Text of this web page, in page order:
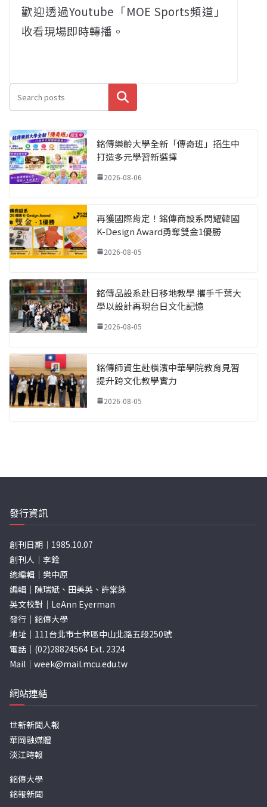
歡迎透過Youtube「MOE Sports頻道」
收看現場即時轉播。
搜尋
銘傳樂齡大學全新「傳奇班」招生中
打造多元學習新選擇
2026-08-06
再獲國際肯定！銘傳商設系閃耀韓國
K-Design Award勇奪雙金1優勝
2026-08-05
銘傳品設系赴日移地教學 攜手千葉大
學以設計再現台日文化記憶
2026-08-05
銘傳師資生赴橫濱中華學院教育見習
提升跨文化教學實力
2026-08-05
發行資訊
創刊日期｜1985.10.07
創刊人｜李銓
總編輯｜樊中原
編輯｜陳瑞斌、田美英、許棠詠
英文校對｜LeAnn Eyerman
發行｜銘傳大學
地址｜111台北市士林區中山北路五段250號
電話｜(02)28824564 Ext. 2324
Mail｜ week@mail.mcu.edu.tw
網站連結
世新新聞人報
華岡融媒體
淡江時報
銘傳大學
銘報新聞